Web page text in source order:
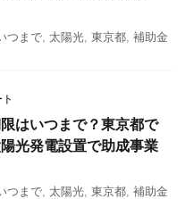
つまで 太陽光 東京都 補助金
はいつまで？東京都で
光発電設置で助成事業
つまで 太陽光 東京都 補助金